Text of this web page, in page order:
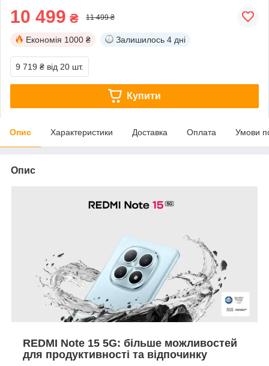
10 499 ₴ 11 499 ₴
Економія 1000 ₴ Залишилось 4 дні
9 719 ₴ від 20 шт.
Купити
Опис Характеристики Доставка Оплата Умови
Опис
REDMI Note 15 5G: більше можливостей
для продуктивності та відпочинку